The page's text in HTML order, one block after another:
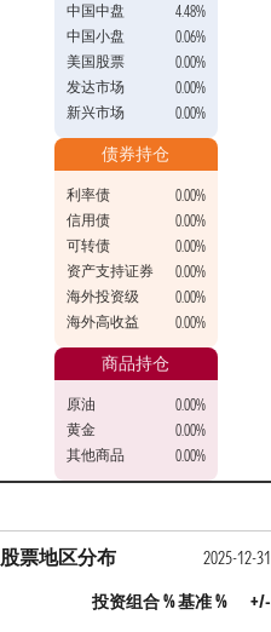
中国中盘
4.48%
中国小盘
0.06%
美国股票
0.00%
发达市场
0.00%
新兴市场
0.00%
债券持仓
利率债
0.00%
信用债
0.00%
可转债
0.00%
资产支持证券
0.00%
海外投资级
0.00%
海外高收益
0.00%
商品持仓
原油
0.00%
黄金
0.00%
其他商品
0.00%
股票地区分布
2025-12-31
投资组合 %基准 %
+/-